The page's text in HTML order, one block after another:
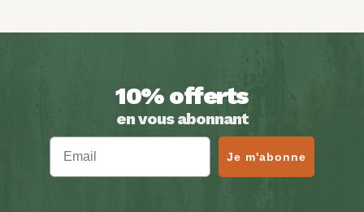
10% offerts
en vous abonnant
Email
Je m'abonne